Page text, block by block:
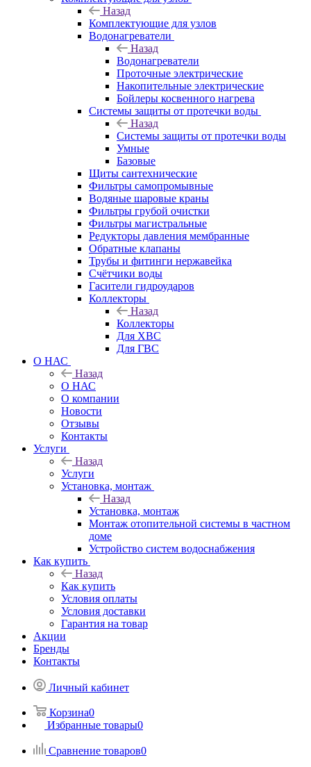
Назад
Комплектующие для узлов
Водонагреватели
Назад
Водонагреватели
Проточные электрические
Накопительные электрические
Бойлеры косвенного нагрева
Системы защиты от протечки воды
Назад
Системы защиты от протечки воды
Умные
Базовые
Щиты сантехнические
Фильтры самопромывные
Водяные шаровые краны
Фильтры грубой очистки
Фильтры магистральные
Редукторы давления мембранные
Обратные клапаны
Трубы и фитинги нержавейка
Счётчики воды
Гасители гидроударов
Коллекторы
Назад
Коллекторы
Для ХВС
Для ГВС
О НАС
Назад
О НАС
О компании
Новости
Отзывы
Контакты
Услуги
Назад
Услуги
Установка, монтаж
Назад
Установка, монтаж
Монтаж отопительной системы в частном
доме
Устройство систем водоснабжения
Как купить
Назад
Как купить
Условия оплаты
Условия доставки
Гарантия на товар
Акции
Бренды
Контакты
Личный кабинет
Корзина0
Избранные товары0
Сравнение товаров0